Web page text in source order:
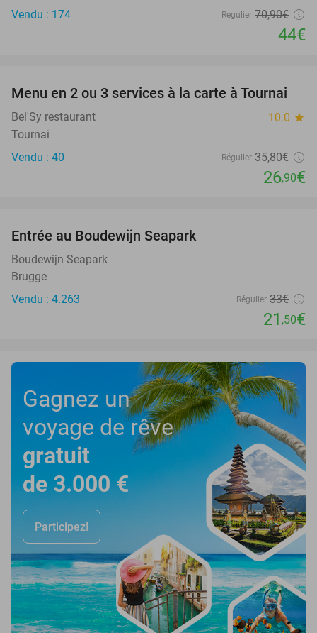
Vendu : 174
Régulier 70,90€
44€
25%
Menu en 2 ou 3 services à la carte à Tournai
Bel'Sy restaurant 10.0 star
Tournai
Vendu : 40
Régulier 35,80€
26,90€
Entrée au Boudewijn Seapark
Boudewijn Seapark
Brugge
Vendu : 4.263
Régulier 33€
21 ,50€
Gagnez un
voyage de rêve
gratuit
de 3.000 €
Participez!